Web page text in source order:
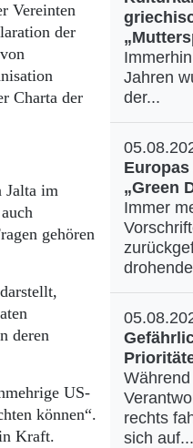
Vereinten
der
Charta der
Jalta im
gehören
deren
US-
können“.
Kraft.
Jahren
der...
„Green
Immer
rechts
sich auf...